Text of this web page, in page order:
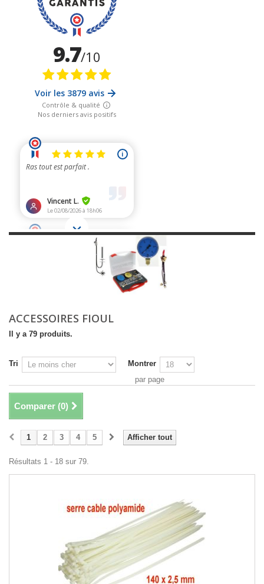
ACCESSOIRES FIOUL
Il y a 79 produits.
Tri
Montrer
par page
Comparer (0)
Afficher tout
1 2 3 4 5
Résultats 1 - 18 sur 79.